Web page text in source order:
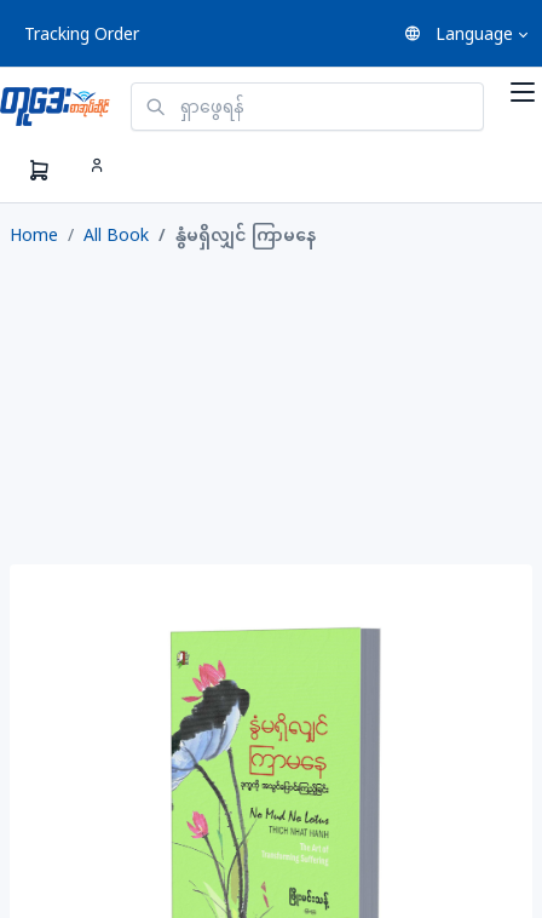
Tracking Order Language
Home All Book နွံမရှိလျှင် ကြာမနေ